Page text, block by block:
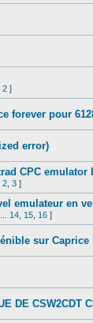
2 ]
forever pour
error)
CPC emulator
2 3 ]
emulateur en
14 15 16 ]
sur Caprice
DE CSW2CDT